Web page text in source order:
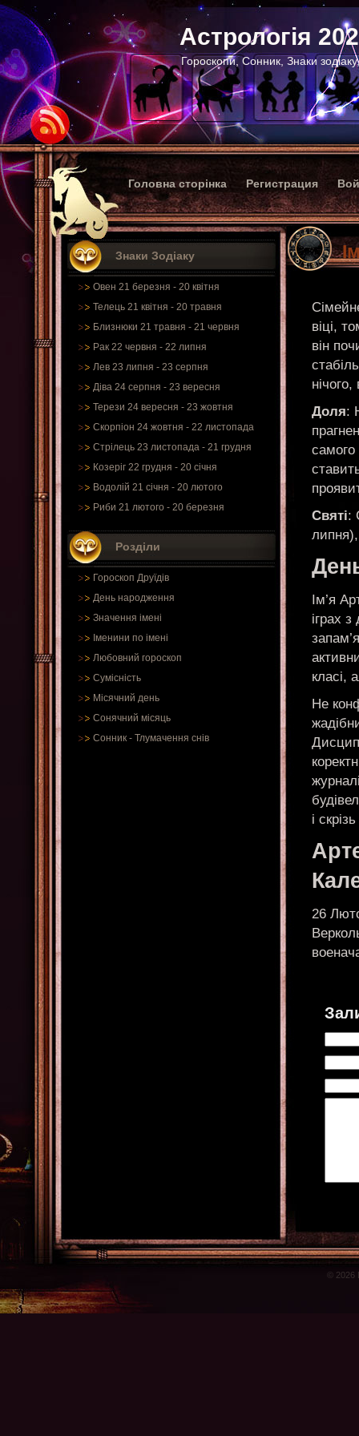
Астрологія
Гороскопи, Сонник, Знаки
Головна сторінка Регистрация
Знаки Зодіаку
Овен 21 березня - 20 квітня
Телець 21 квітня - 20 травня
Близнюки 21 травня - 21 червня
Рак 22 червня - 22 липня
Лев 23 липня - 23 серпня
Діва 24 серпня - 23 вересня
Терези 24 вересня - 23 жовтня
Скорпіон 24 жовтня - 22 листопада
Стрілець 23 листопада - 21 грудня
Козеріг 22 грудня - 20 січня
Водолій 21 січня - 20 лютого
Риби 21 лютого - 20 березня
Розділи
Гороскоп Друїдів
День народження
Значення імені
Іменини по імені
Любовний гороскоп
Сумісність
Місячний день
Сонячний місяць
Сонник - Тлумачення снів
віці,
він
Доля:
Святі:
Ім’я
іграх
класі,
Не
і
26
© 2026